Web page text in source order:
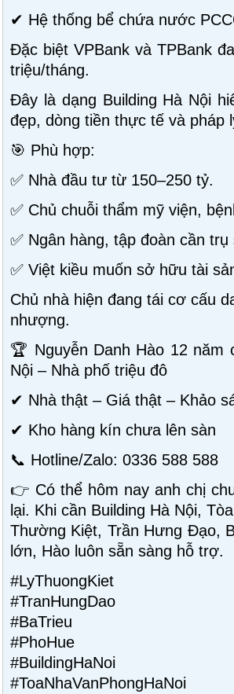
✔ Hệ thống bể chứa nước
Đặc biệt VPBank và TPBank
triệu/tháng.
Đây là dạng Building Hà Nội
đẹp, dòng tiền thực tế và pháp
🎯 Phù hợp:
✅ Nhà đầu tư từ 150–250 tỷ.
✅ Chủ chuỗi thẩm mỹ viện,
✅ Ngân hàng, tập đoàn cần trụ
✅ Việt kiều muốn sở hữu tài
Chủ nhà hiện đang tái cơ cấu
nhượng.
🏆 Nguyễn Danh Hào 12 năm
Nội – Nhà phố triệu đô
✔ Nhà thật – Giá thật – Khảo
✔ Kho hàng kín chưa lên sàn
📞 Hotline/Zalo: 0336 588 588
👉 Có thể hôm nay anh chị
lại. Khi cần Building Hà Nội,
Thường Kiệt, Trần Hưng Đạo,
lớn, Hào luôn sẵn sàng hỗ trợ.
#LyThuongKiet
#TranHungDao
#BaTrieu
#PhoHue
#BuildingHaNoi
#ToaNhaVanPhongHaNoi